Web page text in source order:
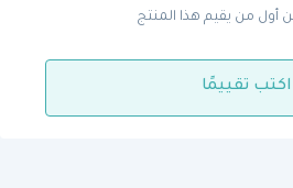
أول من يقيم هذا المنتج
اكتب تقييمًا